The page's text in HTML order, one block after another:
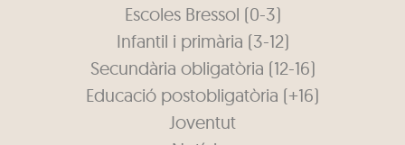
Escoles Bressol (0-3)
Infantil i primària (3-12)
Secundària obligatòria (12-16)
Educació postobligatòria (+16)
Joventut